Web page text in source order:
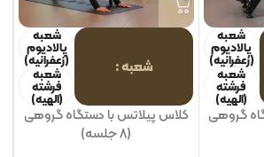
شعبه
پالادیوم
(زعفرانیه)
شعبه
فرشته
(الهیه)
گروهی
شعبه
شعبه
پالادیوم
(زعفرانیه)
شعبه
فرشته
(الهیه)
کلاس پیلاتس با دستگاه گروهی
(8 جلسه)